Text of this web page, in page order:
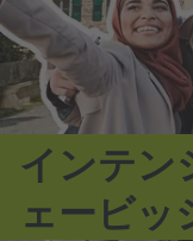
インテン
ェービッ